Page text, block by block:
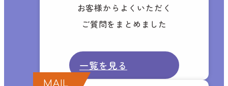
お客様からよくいただく
ご質問をまとめました
一覧を見る
MAIL